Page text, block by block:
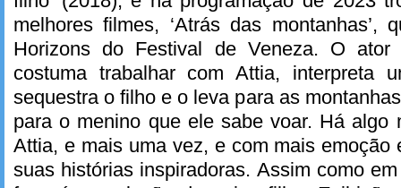
melhores filmes, ‘Atrás das montanhas’,
Horizons do Festival de Veneza. O ator
costuma trabalhar com Attia, interpreta
sequestra o filho e o leva para as
para o menino que ele sabe voar. Há algo
Attia, e mais uma vez, e com mais emoção
suas histórias inspiradoras. Assim como em